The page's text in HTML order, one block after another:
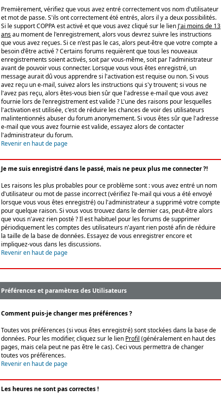
Premièrement, vérifiez que vous avez entré correctement vos nom d'utilisateur
et mot de passe. S'ils ont correctement été entrés, alors il y a deux possibilités.
Si le support COPPA est activé et que vous avez cliqué sur le lien J'ai moins de 13
ansau moment de l'enregistrement, alors vous devrez suivre les instructions
que vous avez reçues. Si ce n'est pas le cas, alors peut-être que votre compte a
besoin d'être activé ? Certains forums requièrent que tous les nouveaux
enregistrements soient activés, soit par vous-même, soit par l'administrateur
avant de pouvoir vous connecter. Lorsque vous vous êtes enregistré, un
message aurait dû vous apprendre si l'activation est requise ou non. Si vous
avez reçu un e-mail, suivez alors les instructions qui s'y trouvent; si vous ne
l'avez pas reçu, alors êtes-vous bien sûr que l'adresse e-mail que vous avez
fournie lors de l'enregistrement est valide ? L'une des raisons pour lesquelles
l'activation est utilisée, c'est de réduire les chances de voir des utilisateurs
malintentionnés abuser du forum anonymement. Si vous êtes sûr que l'adresse
e-mail que vous avez fournie est valide, essayez alors de contacter
l'administrateur du forum.
Revenir en haut de page
Je me suis enregistré dans le passé, mais ne peux plus me connecter ?!
Les raisons les plus probables pour ce problème sont : vous avez entré un nom
d'utilisateur ou mot de passe incorrect (vérifiez l'e-mail qui vous a été envoyé
lorsque vous vous êtes enregistré) ou l'administrateur a supprimé votre compte
pour quelque raison. Si vous vous trouvez dans le dernier cas, peut-être alors
que vous n'avez rien posté ? Il est habituel pour les forums de supprimer
périodiquement les comptes des utilisateurs n'ayant rien posté afin de réduire
la taille de la base de données. Essayez de vous enregistrer encore et
impliquez-vous dans les discussions.
Revenir en haut de page
Préférences et paramètres des Utilisateurs
Comment puis-je changer mes préférences ?
Toutes vos préférences (si vous êtes enregistré) sont stockées dans la base de
données. Pour les modifier, cliquez sur le lien Profil (généralement en haut des
pages, mais cela peut ne pas être le cas). Ceci vous permettra de changer
toutes vos préférences.
Revenir en haut de page
Les heures ne sont pas correctes !